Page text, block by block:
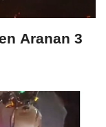
Aranan 3